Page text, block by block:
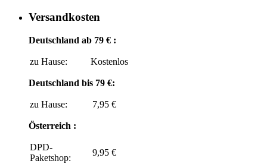
Versandkosten
Deutschland ab 79 € :
zu Hause: Kostenlos
Deutschland bis 79 €:
zu Hause: 7,95 €
Österreich :
DPD-
Paketshop:
9,95 €